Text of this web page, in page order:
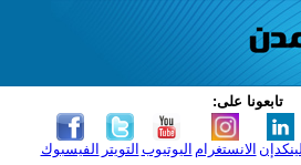
تابعونا على:
الفيسبوك التويتر اليوتيوب الانستغرام لينكدإن